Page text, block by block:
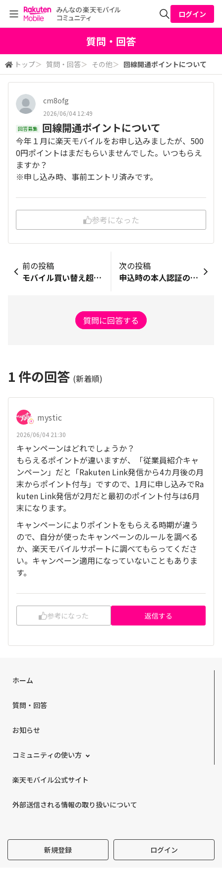
検索
ログイン
質問・回答
トップ＞ 質問・回答＞ その他＞ 回線開通ポイントについて
cm8ofg
2026/06/04 12:49
回答募集 回線開通ポイントについて
今年１月に楽天モバイルをお申し込みましたが、500
0円ポイントはまだもらいませんでした。いつもらえ
ますか？
※申し込み時、事前エントリ済みです。
参考になった
前の投稿
モバイル買い替え超得プログラムの機種変更について
次の投稿
申込時の本人認証の要求がタイムアウトしてしまう
質問に回答する
1 件の回答 (新着順)
mystic
2026/06/04 21:30
キャンペーンはどれでしょうか？
もらえるポイントが違いますが、「従業員紹介キャ
ンペーン」だと「Rakuten Link発信から4カ月後の月
末からポイント付与」ですので、1月に申し込みでRa
kuten Link発信が2月だと最初のポイント付与は6月
末になります。
キャンペーンによりポイントをもらえる時期が違う
ので、自分が使ったキャンペーンのルールを調べる
か、楽天モバイルサポートに調べてもらってくださ
い。キャンペーン適用になっていないこともありま
す。
参考になった 返信する
ホーム
質問・回答
お知らせ
コミュニティの使い方
楽天モバイル公式サイト
外部送信される情報の取り扱いについて
新規登録 ログイン